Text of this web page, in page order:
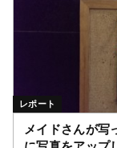
メイドさんが
レポート